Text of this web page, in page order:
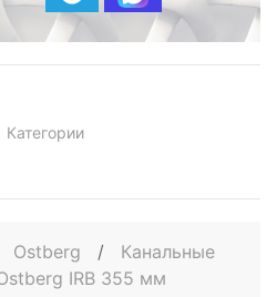
Категории
Ostberg /
Канальные
IRB 355 мм